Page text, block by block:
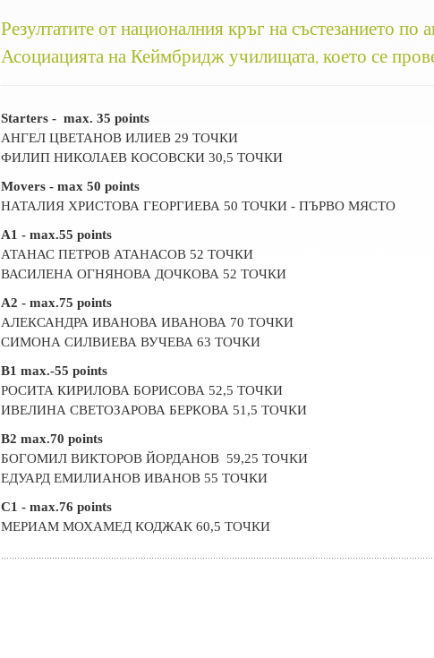
Резултатите от националния кръг на състезанието по
Асоциацията на Кеймбридж училищата, което се
Starters - max. 35 points
АНГЕЛ ЦВЕТАНОВ ИЛИЕВ 29 ТОЧКИ
ФИЛИП НИКОЛАЕВ КОСОВСКИ 30,5 ТОЧКИ
Movers - max 50 points
НАТАЛИЯ ХРИСТОВА ГЕОРГИЕВА 50 ТОЧКИ - ПЪРВО МЯСТО
A1 - max.55 points
АТАНАС ПЕТРОВ АТАНАСОВ 52 ТОЧКИ
ВАСИЛЕНА ОГНЯНОВА ДОЧКОВА 52 ТОЧКИ
A2 - max.75 points
АЛЕКСАНДРА ИВАНОВА ИВАНОВА 70 ТОЧКИ
СИМОНА СИЛВИЕВА ВУЧЕВА 63 ТОЧКИ
B1 max.-55 points
РОСИТА КИРИЛОВА БОРИСОВА 52,5 ТОЧКИ
ИВЕЛИНА СВЕТОЗАРОВА БЕРКОВА 51,5 ТОЧКИ
B2 max.70 points
БОГОМИЛ ВИКТОРОВ ЙОРДАНОВ 59,25 ТОЧКИ
ЕДУАРД ЕМИЛИАНОВ ИВАНОВ 55 ТОЧКИ
C1 - max.76 points
МЕРИАМ МОХАМЕД КОДЖАК 60,5 ТОЧКИ